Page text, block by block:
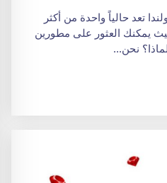
تعد حالياً واحدة من أكثر
يمكنك العثور على مطورين